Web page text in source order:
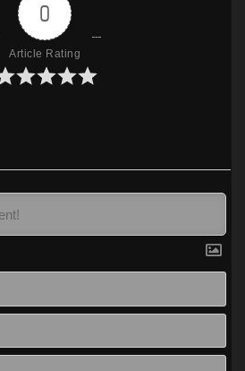
AceFile MediaFire
0
Article Rating